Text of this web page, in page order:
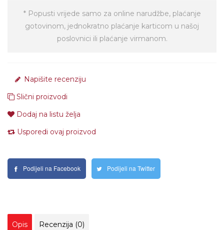
* Popusti vrijede samo za online narudžbe, plaćanje
gotovinom, jednokratno plaćanje karticom u našoj
poslovnici ili plaćanje virmanom.
Napišite recenziju
Slični proizvodi
Dodaj na listu želja
Usporedi ovaj proizvod
Podijeli na Facebook Podijeli na Twitter
Opis Recenzija (0)